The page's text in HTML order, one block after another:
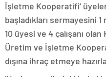
İşletme Kooperatifi’
başladıkları sermayesini
10 üyesi ve 4 çalışanı olan
Üretim ve İşletme
dışına ihraç etmeye